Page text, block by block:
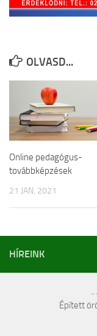
O nama
OLVASD...
Online pedagógus-
továbbképzések
21 JAN, 2021
HÍREINK
Épített